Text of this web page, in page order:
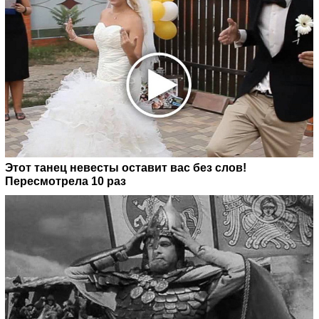
Этот танец невесты оставит вас без слов!
Пересмотрела 10 раз